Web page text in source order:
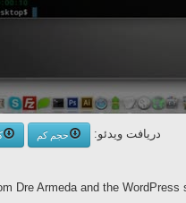
دریافت ویدئو: حجم کم
Dre Armeda and the